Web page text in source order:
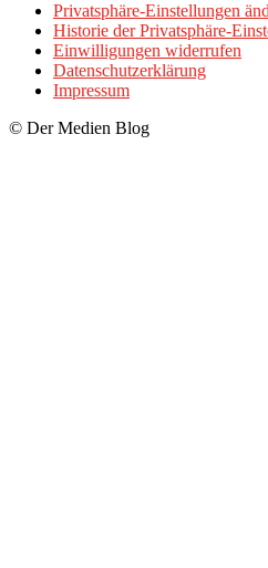
Privatsphäre-Einstellungen
Historie der Privatsphäre-
Einwilligungen widerrufen
Datenschutzerklärung
Impressum
© Der Medien Blog